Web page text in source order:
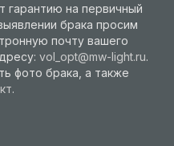
на первичный
брака просим
почту вашего
vol_opt@mw-light.ru.
фото брака, а также
.